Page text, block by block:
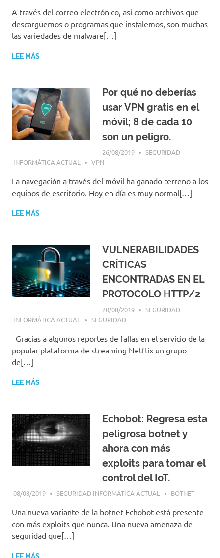
A través del correo electrónico, así como archivos que
descarguemos o programas que instalemos, son muchas
las variedades de malware[…]
LEE MÁS
Por qué no deberías
usar VPN gratis en el
móvil; 8 de cada 10
son un peligro.
26/08/2019
SEGURIDAD
INFORMÁTICA ACTUAL
VPN
La navegación a través del móvil ha ganado terreno a los
equipos de escritorio. Hoy en día es muy normal[…]
LEE MÁS
VULNERABILIDADES
CRÍTICAS
ENCONTRADAS EN EL
PROTOCOLO HTTP/2
20/08/2019
SEGURIDAD
INFORMÁTICA ACTUAL
SEGURIDAD
Gracias a algunos reportes de fallas en el servicio de la
popular plataforma de streaming Netflix un grupo
de[…]
LEE MÁS
Echobot: Regresa esta
peligrosa botnet y
ahora con más
exploits para tomar el
control del IoT.
08/08/2019 SEGURIDAD INFORMÁTICA ACTUAL BOTNET
Una nueva variante de la botnet Echobot está presente
con más exploits que nunca. Una nueva amenaza de
seguridad que[…]
LEE MÁS